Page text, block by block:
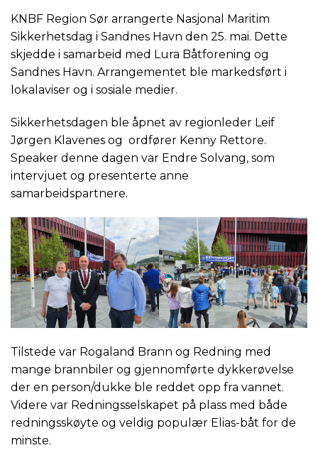
KNBF Region Sør arrangerte Nasjonal Maritim
Sikkerhetsdag i Sandnes Havn den 25. mai. Dette
skjedde i samarbeid med Lura Båtforening og
Sandnes Havn. Arrangementet ble markedsført i
lokalaviser og i sosiale medier.
Sikkerhetsdagen ble åpnet av regionleder Leif
Jørgen Klavenes og ordfører Kenny Rettore.
Speaker denne dagen var Endre Solvang, som
intervjuet og presenterte anne
samarbeidspartnere.
Tilstede var Rogaland Brann og Redning med
mange brannbiler og gjennomførte dykkerøvelse
der en person/dukke ble reddet opp fra vannet.
Videre var Redningsselskapet på plass med både
redningsskøyte og veldig populær Elias-båt for de
minste.